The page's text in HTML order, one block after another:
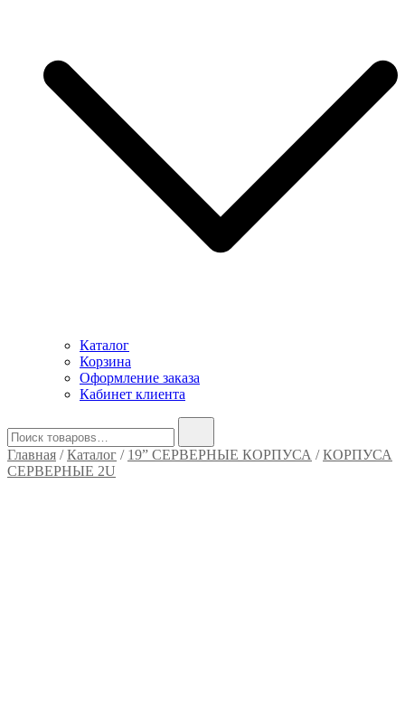
Каталог
Корзина
Оформление заказа
Кабинет клиента
Главная /Каталог / 19” СЕРВЕРНЫЕ КОРПУСА /КОРПУСА
СЕРВЕРНЫЕ 2U